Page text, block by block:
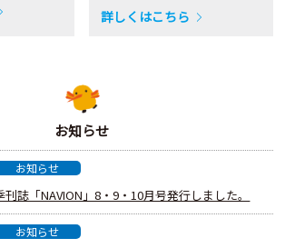
詳しくはこちら
お知らせ
お知らせ
誌「NAVION」8・9・10月号発行しました。
お知らせ